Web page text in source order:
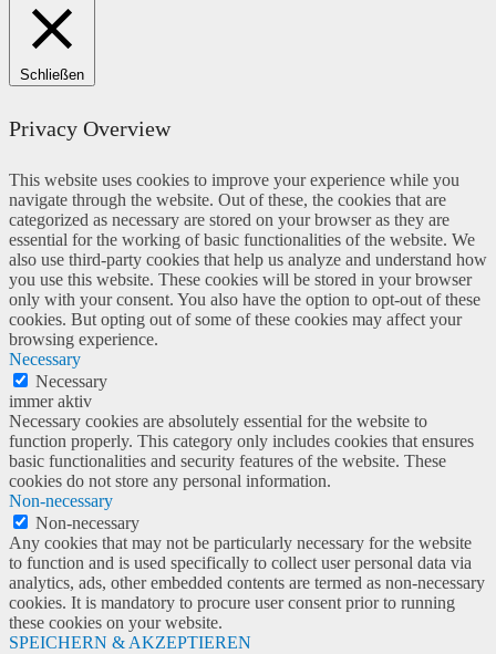
Schließen
Privacy Overview
This website uses cookies to improve your experience while you
navigate through the website. Out of these, the cookies that are
categorized as necessary are stored on your browser as they are
essential for the working of basic functionalities of the website. We
also use third-party cookies that help us analyze and understand how
you use this website. These cookies will be stored in your browser
only with your consent. You also have the option to opt-out of these
cookies. But opting out of some of these cookies may affect your
browsing experience.
Necessary
Necessary
immer aktiv
Necessary cookies are absolutely essential for the website to
function properly. This category only includes cookies that ensures
basic functionalities and security features of the website. These
cookies do not store any personal information.
Non-necessary
Non-necessary
Any cookies that may not be particularly necessary for the website
to function and is used specifically to collect user personal data via
analytics, ads, other embedded contents are termed as non-necessary
cookies. It is mandatory to procure user consent prior to running
these cookies on your website.
SPEICHERN & AKZEPTIEREN